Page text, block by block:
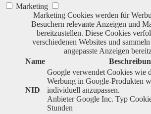
Marketing
Marketing Cookies werden für
Besuchern relevante Anzeigen und
bereitzustellen. Diese Cookies
verschiedenen Websites und
angepasste Anzeigen
Name
NID
Google verwendet Cookies wie
Werbung in Google-Produkten
individuell anzupassen.
Anbieter Google Inc. Typ
Stunden